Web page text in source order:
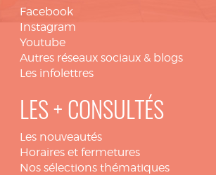
Facebook
Instagram
Youtube
Autres réseaux sociaux & blogs
Les infolettres
LES + CONSULTÉS
Les nouveautés
Horaires et fermetures
Nos sélections thématiques